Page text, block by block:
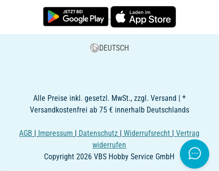
DEUTSCH
Alle Preise inkl. gesetzl. MwSt., zzgl. Versand | *
Versandkostenfrei ab 75 € innerhalb Deutschlands
AGB | Impressum | Datenschutz |Widerrufsrecht |Vertrag
widerrufen
Copyright 2026 VBS Hobby Service GmbH